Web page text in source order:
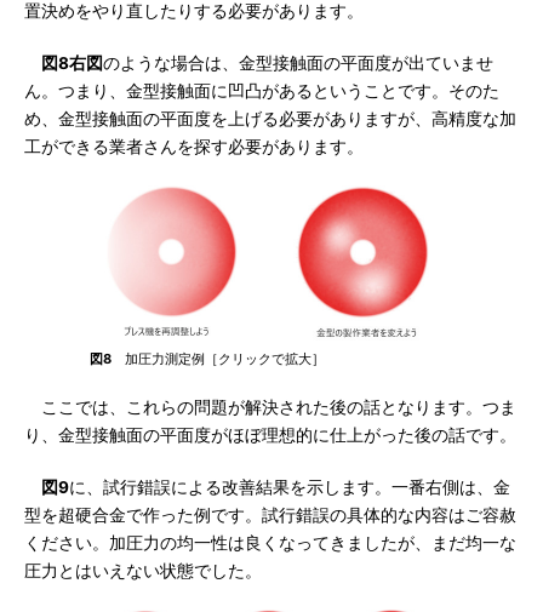
置決めをやり直したりする必要があります。
図8右図のような場合は、金型接触面の平面度が出ていませ
ん。つまり、金型接触面に凹凸があるということです。そのた
め、金型接触面の平面度を上げる必要がありますが、高精度な加
工ができる業者さんを探す必要があります。
図8 加圧力測定例［クリックで拡大］
ここでは、これらの問題が解決された後の話となります。つま
り、金型接触面の平面度がほぼ理想的に仕上がった後の話です。
図9に、試行錯誤による改善結果を示します。一番右側は、金
型を超硬合金で作った例です。試行錯誤の具体的な内容はご容赦
ください。加圧力の均一性は良くなってきましたが、まだ均一な
圧力とはいえない状態でした。